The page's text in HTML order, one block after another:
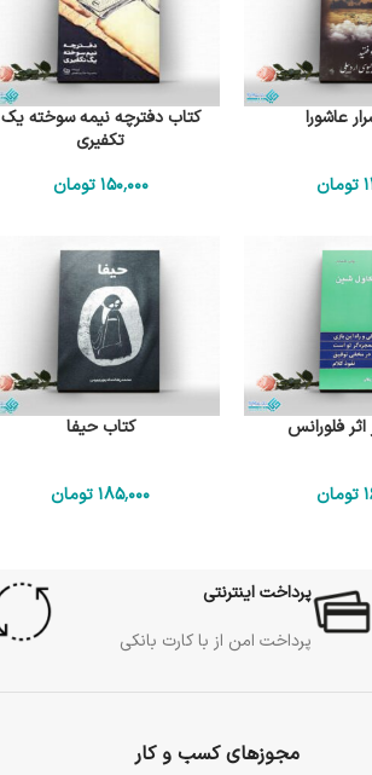
عاشورا
تومان
کتاب دفترچه نیمه سوخته یک
تکفیری
150٬000تومان
فلورانس
تومان
کتاب حیفا
185٬000 تومان
پرداخت اینترنتی
پرداخت امن از با کارت بانکی
مجوزهای کسب و کار